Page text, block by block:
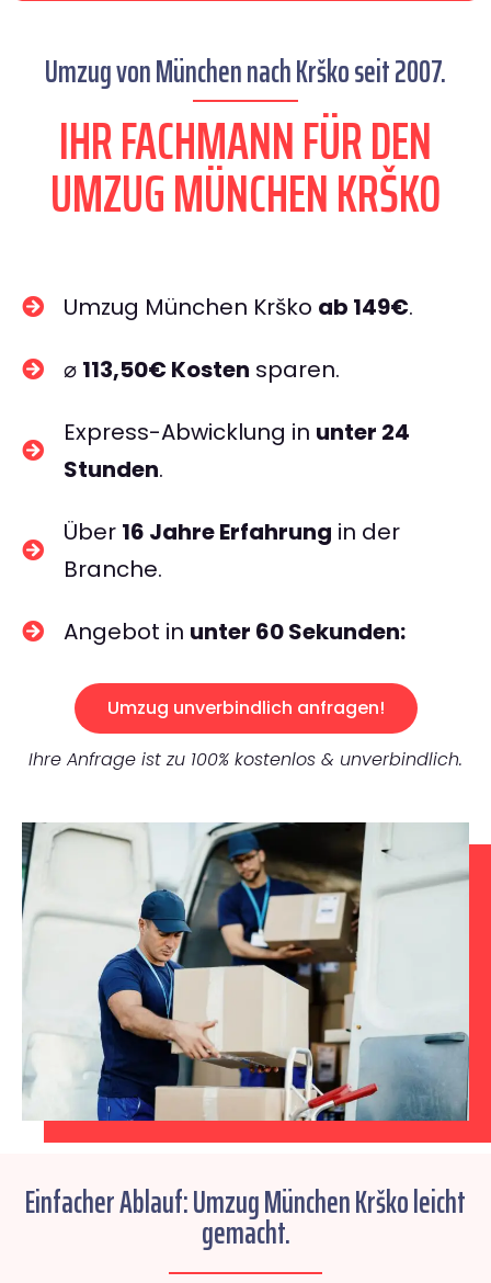
Umzug von München nach Krško seit 2007.
IHR FACHMANN FÜR DEN
UMZUG MÜNCHEN KRŠKO
Umzug München Krško ab 149€.
⌀ 113,50€ Kosten sparen.
Express-Abwicklung in unter 24
Stunden.
Über 16 Jahre Erfahrung in der
Branche.
Angebot in unter 60 Sekunden:
Umzug unverbindlich anfragen!
Ihre Anfrage ist zu 100% kostenlos & unverbindlich.
Einfacher Ablauf: Umzug München Krško leicht
gemacht.